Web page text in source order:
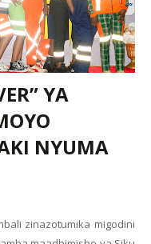
YA
NYUMA
zinazotumika migodini